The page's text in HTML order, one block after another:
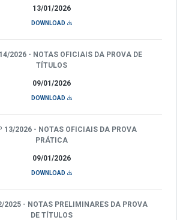
13/01/2026
DOWNLOAD
09/01/2026
2026 - NOTAS OFICIAIS DA PROVA DE
TÍTULOS
DOWNLOAD
09/01/2026
13/2026 - NOTAS OFICIAIS DA PROVA
PRÁTICA
DOWNLOAD
2025 - NOTAS PRELIMINARES DA PROVA
DE TÍTULOS